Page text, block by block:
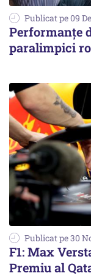
Publicat pe 09
Performanțe
paralimpici
Publicat pe 30
F1: Max
Premiu al